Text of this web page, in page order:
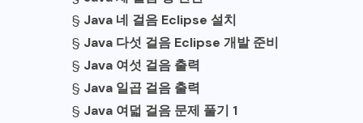
§ Java 네 걸음 Eclipse 설치
§ Java 다섯 걸음 Eclipse 개발 준비
§ Java 여섯 걸음 출력
§ Java 일곱 걸음 출력
§ Java 여덟 걸음 문제 풀기 1